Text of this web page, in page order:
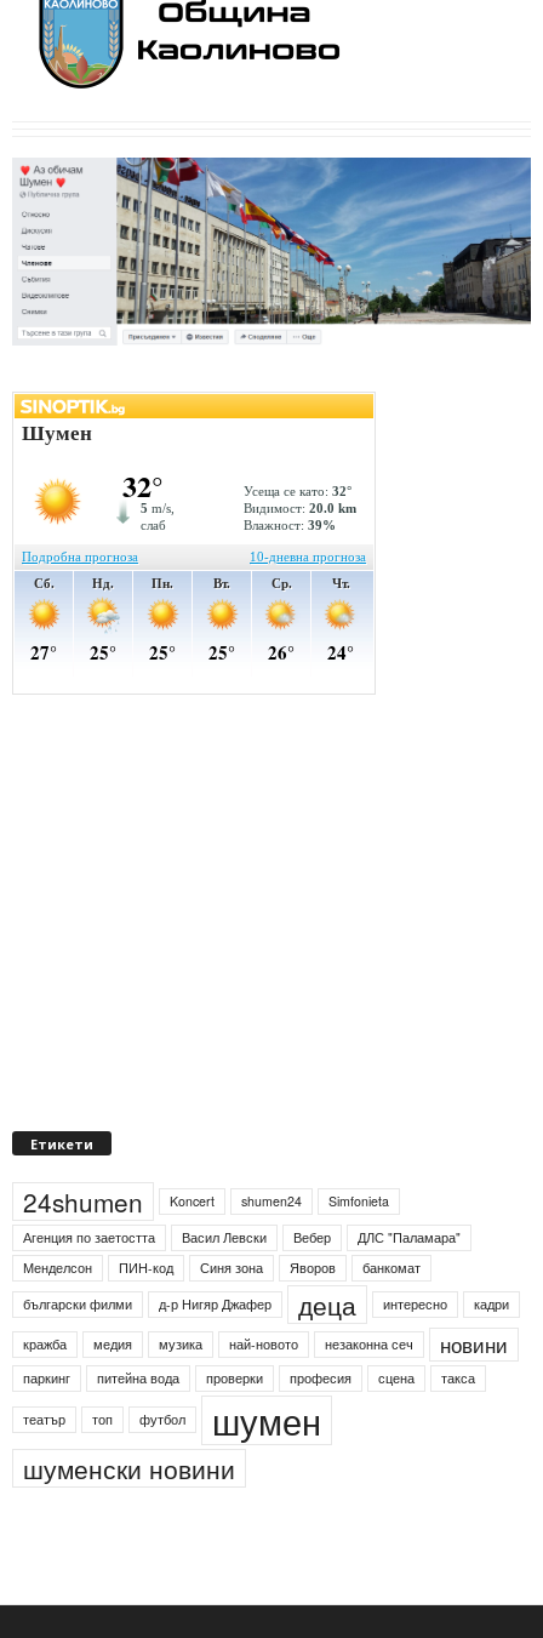
Етикети
24shumen Koncert shumen24
Simfonieta
Агенция по заетостта
Васил Левски Вебер
ДЛС "Паламара"
Менделсон
ПИН-код Синя зона Яворов
банкомат
български филми
д-р Нигяр Джафер деца интересно кадри
кражба медия музика най-новото незаконна сеч новини
паркинг питейна вода проверки професия сцена такса
театър топ футбол шумен
шуменски новини